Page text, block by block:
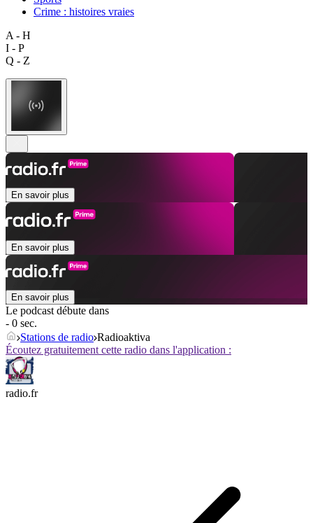
Crime : histoires vraies
A - H
I - P
Q - Z
En savoir plus
En savoir plus
En savoir plus
Le podcast débute dans
- 0 sec.
Stations de radio Radioaktiva
Écoutez gratuitement cette radio dans l'application :
radio.fr